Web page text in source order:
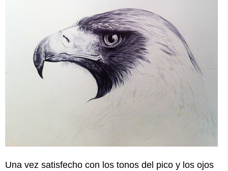
Una vez satisfecho con los tonos del pico y los ojos